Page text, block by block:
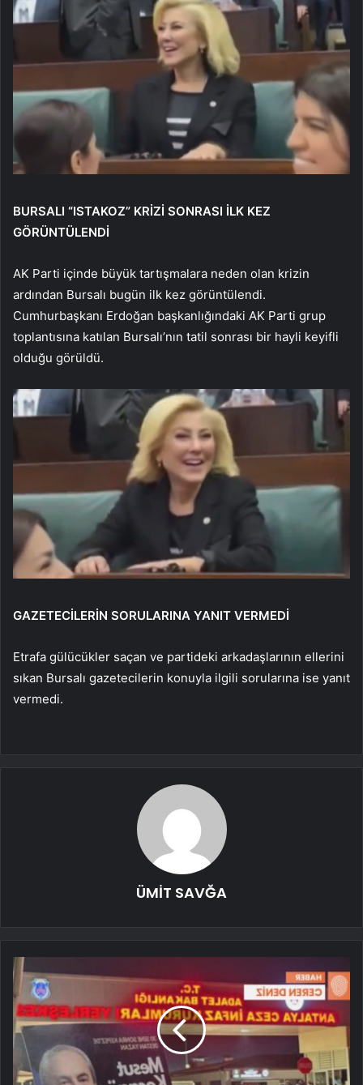
BURSALI “ISTAKOZ” KRİZİ SONRASI İLK KEZ
GÖRÜNTÜLENDİ
AK Parti içinde büyük tartışmalara neden olan krizin
ardından Bursalı bugün ilk kez görüntülendi.
Cumhurbaşkanı Erdoğan başkanlığındaki AK Parti grup
toplantısına katılan Bursalı’nın tatil sonrası bir hayli keyifli
olduğu görüldü.
GAZETECİLERİN SORULARINA YANIT VERMEDİ
Etrafa gülücükler saçan ve partideki arkadaşlarının ellerini
sıkan Bursalı gazetecilerin konuyla ilgili sorularına ise yanıt
vermedi.
ÜMİT SAVĞA